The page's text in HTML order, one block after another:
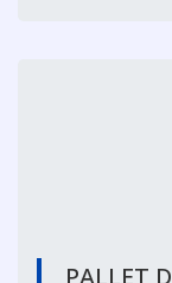
PALLET